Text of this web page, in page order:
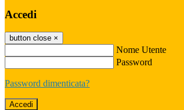
Accedi
button close ×
Nome Utente
Password
Password dimenticata?